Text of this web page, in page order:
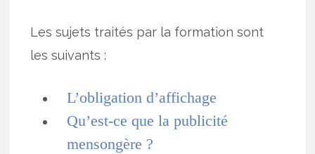
Les sujets traités par la formation sont
les suivants :
L’obligation d’affichage
Qu’est-ce que la publicité
mensongère ?